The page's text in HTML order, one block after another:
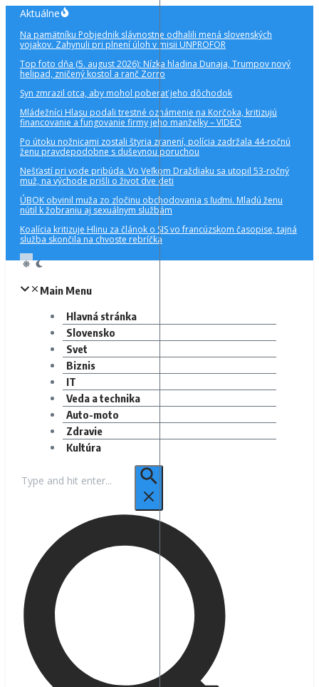
Preskočiť
obsah
Aktuálne
Na pamätníku Pobjednik slávnostne odhalili mená slovenských
vojakov. Zahynuli pri plnení úloh v misii UNPROFOR
Top foto dňa (5. august 2026): Nízka hladina Dunaja, Trumpov nový
helipad, zničený kostol a ranč Zorro
Syn zmrazil otca, aby mohol poberať jeho dôchodok
Mládežníci Hlasu podali trestné oznámenie na Korčoka, kritizujú
financovanie a fungovanie firmy jeho manželky – VIDEO
Po útoku nožnicami zostali štyria zranení, polícia zadržala 44-ročnú
ženu pravdepodobne s duševnou poruchou
Nešťastí pri vode pribúda. Vo Veľkom Draždiaku sa utopil 53-ročný
muž, na východe prišli o život dve deti
ÚBOK obvinil muža zo zločinu obchodovania s ľuďmi. Mladú ženu
nútil k žobraniu aj sexuálnym službám
Koalícia kritizuje Hlinu za článok o SIS vo francúzskom časopise, tajná
služba skončila na chvoste rebríčka
Main Menu
Hlavná stránka
Slovensko
Svet
Biznis
IT
Veda a technika
Auto-moto
Zdravie
Kultúra